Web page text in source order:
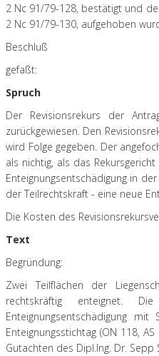
2 Nc 91/79-128, bestätigt und
2 Nc 91/79-130, aufgehoben
Beschluß
gefaßt:
Spruch
Der Revisionsrekurs der
zurückgewiesen. Den
wird Folge gegeben. Der
als nichtig, als das
Enteignungsentschädigung in
der Teilrechtskraft - eine neue
Die Kosten des
Text
Begründung:
Zwei Teilflächen der
rechtskräftig enteignet.
Enteignungsentschädigung
Enteignungsstichtag (ON 118,
Gutachten des Dipl.Ing. Dr.